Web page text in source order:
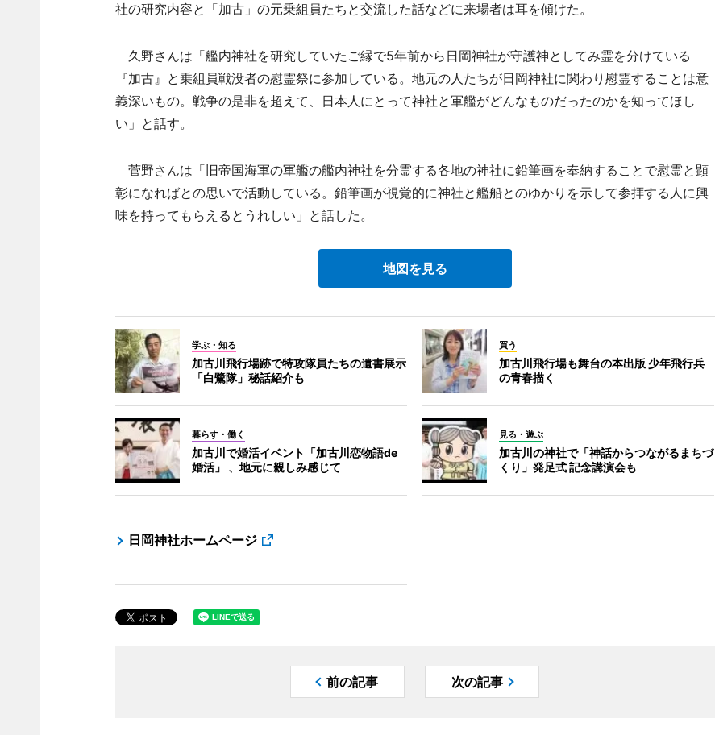
社の研究内容と「加古」の元乗組員たちと交流した話などに来場者は耳を傾けた。
久野さんは「艦内神社を研究していたご縁で5年前から日岡神社が守護神としてみ霊を分けている
『加古』と乗組員戦没者の慰霊祭に参加している。地元の人たちが日岡神社に関わり慰霊することは意
義深いもの。戦争の是非を超えて、日本人にとって神社と軍艦がどんなものだったのかを知ってほし
い」と話す。
菅野さんは「旧帝国海軍の軍艦の艦内神社を分霊する各地の神社に鉛筆画を奉納することで慰霊と顕
彰になればとの思いで活動している。鉛筆画が視覚的に神社と艦船とのゆかりを示して参拝する人に興
味を持ってもらえるとうれしい」と話した。
地図を見る
学ぶ・知る
加古川飛行場跡で特攻隊員たちの遺書展示
「白鷺隊」秘話紹介も
買う
加古川飛行場も舞台の本出版 少年飛行兵
の青春描く
暮らす・働く
加古川で婚活イベント「加古川恋物語de
婚活」 、地元に親しみ感じて
見る・遊ぶ
加古川の神社で「神話からつながるまちづ
くり」発足式 記念講演会も
日岡神社ホームページ
前の記事 次の記事